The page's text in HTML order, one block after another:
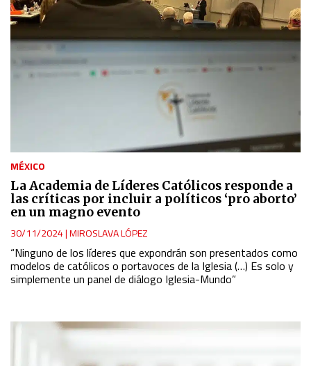
MÉXICO
La Academia de Líderes Católicos responde a
las críticas por incluir a políticos ‘pro aborto’
en un magno evento
30/11/2024|MIROSLAVA LÓPEZ
“Ninguno de los líderes que expondrán son presentados como
modelos de católicos o portavoces de la Iglesia (…) Es solo y
simplemente un panel de diálogo Iglesia-Mundo”